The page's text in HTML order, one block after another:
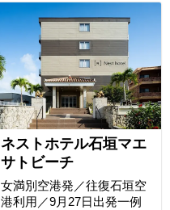
ネストホテル石垣マエ
サトビーチ
女満別空港発／往復石垣空
港利用／9月27日出発一例